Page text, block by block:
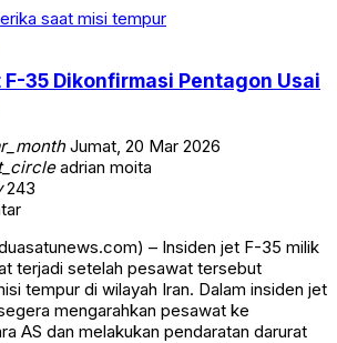
35 Dikonfirmasi Pentagon Usai
Jumat, 20 Mar 2026
adrian moita
243
– Insiden jet F-35 milik
terjadi setelah pesawat tersebut
tempur di wilayah Iran. Dalam insiden jet
mengarahkan pesawat ke
AS dan melakukan pendaratan darurat